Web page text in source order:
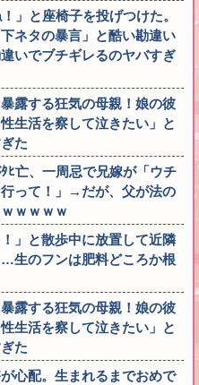
」と座椅子を投げつけた。
ネタの暴言」と酷い勘違い
いでブチギレるのヤバすぎ
露する狂気の母親！娘の彼
生活を察して泣きたい」と
た
ﾋ亡、一周忌で兄嫁が「ウチ
って！」→だが、父が法の
ｗｗｗｗ
」と散歩中に放置して近隣
生のフンは肥料どころか根
露する狂気の母親！娘の彼
生活を察して泣きたい」と
た
心配。生まれるまでおめで